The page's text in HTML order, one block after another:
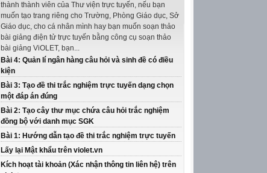
thành thành viên của Thư viện trực tuyến, nếu bạn
muốn tạo trang riêng cho Trường, Phòng Giáo dục, Sở
Giáo dục, cho cá nhân mình hay bạn muốn soạn thảo
bài giảng điện tử trực tuyến bằng công cụ soạn thảo
bài giảng ViOLET, bạn...
Bài 4: Quản lí ngân hàng câu hỏi và sinh đề có điều
kiện
Bài 3: Tạo đề thi trắc nghiệm trực tuyến dạng chọn
một đáp án đúng
Bài 2: Tạo cây thư mục chứa câu hỏi trắc nghiệm
đồng bộ với danh mục SGK
Bài 1: Hướng dẫn tạo đề thi trắc nghiệm trực tuyến
Lấy lại Mật khẩu trên violet.vn
Kích hoạt tài khoản (Xác nhận thông tin liên hệ) trên